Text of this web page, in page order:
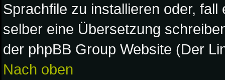
Sprachfile zu installieren oder,
selber eine Übersetzung
der phpBB Group Website (Der
Nach oben